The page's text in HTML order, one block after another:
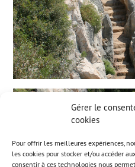
Gérer le
cookies
Pour offrir les meilleures expériences,
les cookies pour stocker et/ou accéder
consentir à ces technologies nous